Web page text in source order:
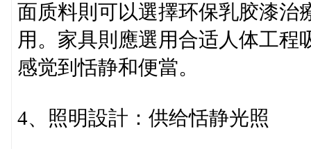
面质料則可以選擇环保乳胶漆治
用。家具則應選用合适人体工程
感觉到恬静和便當。
4、照明設計：供给恬静光照